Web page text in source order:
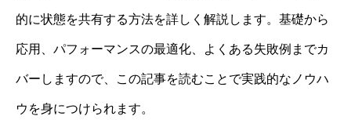
的に状態を共有する方法を詳しく解説します。基礎から
応用、パフォーマンスの最適化、よくある失敗例までカ
バーしますので、この記事を読むことで実践的なノウハ
ウを身につけられます。